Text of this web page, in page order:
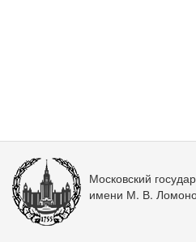
Московский
имени М. В.